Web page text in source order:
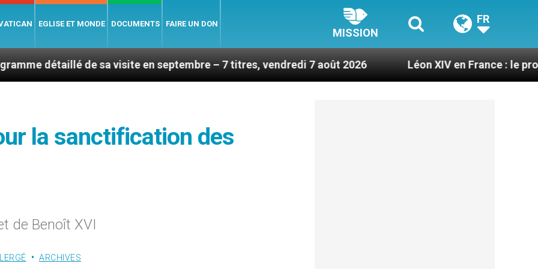
EGLISE ET MONDE DOCUMENTS FAIRE UN DON
MISSION
FR
de sa visite en septembre – 7 titres, vendredi 7 août 2026 Léon XIV en France : le programme
la sanctification des
de Benoît XVI
ARCHIVES